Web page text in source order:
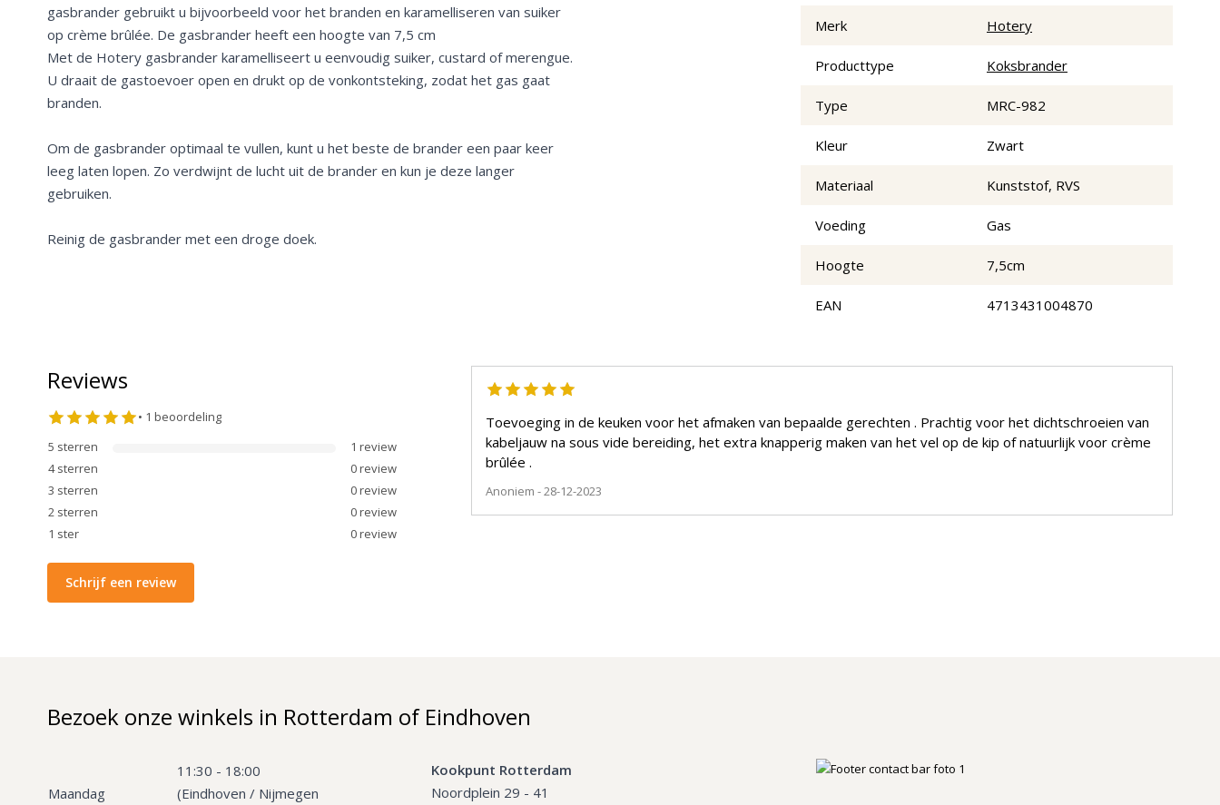
gasbrander gebruikt u bijvoorbeeld voor het branden en karamelliseren van suiker
op crème brûlée. De gasbrander heeft een hoogte van 7,5 cm
Met de Hotery gasbrander karamelliseert u eenvoudig suiker, custard of merengue.
U draait de gastoevoer open en drukt op de vonkontsteking, zodat het gas gaat
branden.
Om de gasbrander optimaal te vullen, kunt u het beste de brander een paar keer
leeg laten lopen. Zo verdwijnt de lucht uit de brander en kun je deze langer
gebruiken.
Reinig de gasbrander met een droge doek.
Merk Hotery
Producttype Koksbrander
Type MRC-982
Kleur Zwart
Materiaal Kunststof, RVS
Voeding Gas
Hoogte 7,5cm
EAN 4713431004870
Reviews
• 1 beoordeling
5 sterren 1 review
4 sterren 0review
3 sterren 0review
2 sterren 0review
1 ster 0review
Schrijf een review
Toevoeging in de keuken voor het afmaken van bepaalde gerechten . Prachtig voor het dichtschroeien van
kabeljauw na sous vide bereiding, het extra knapperig maken van het vel op de kip of natuurlijk voor crème
brûlée .
Anoniem - 28-12-2023
Bezoek onze winkels in Rotterdam of Eindhoven
Maandag
11:30 - 18:00
(Eindhoven / Nijmegen
Kookpunt Rotterdam
Noordplein 29 - 41